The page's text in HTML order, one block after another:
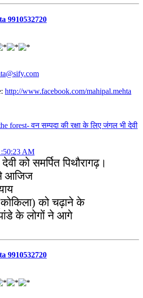
9910532720
http://www.facebook.com/mahipal.mehta
forest- वन सम्पदा की रक्षा के लिए जंगल भी देवी
AM
को समर्पित पिथौरागढ़।
आजिज
को चढ़ाने के
के लोगों ने आगे
9910532720